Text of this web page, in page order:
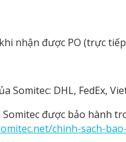
nhận được PO (trực
Somitec: DHL, FedEx,
Somitec được bảo hành
chinh-sach-